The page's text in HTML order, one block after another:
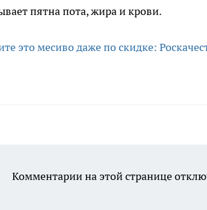
пятна пота, жира и крови.
это месиво даже по скидке:
Комментарии на этой странице